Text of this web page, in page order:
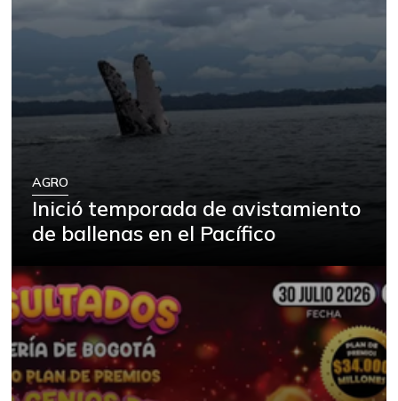
AGRO
Inició temporada de avistamiento
de ballenas en el Pacífico